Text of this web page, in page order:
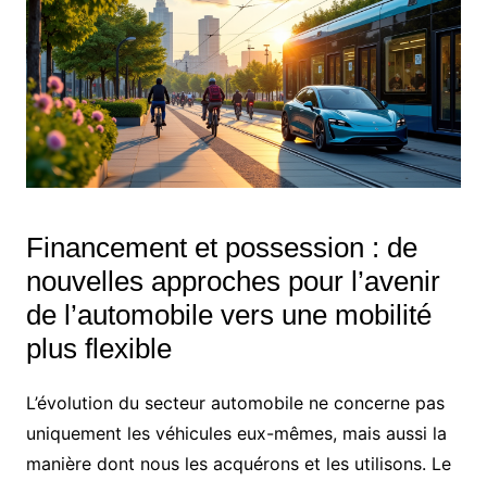
Financement et possession : de
nouvelles approches pour l’avenir
de l’automobile vers une mobilité
plus flexible
L’évolution du secteur automobile ne concerne pas
uniquement les véhicules eux-mêmes, mais aussi la
manière dont nous les acquérons et les utilisons. Le